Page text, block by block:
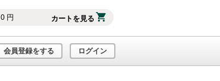
0円 カートを見る
会員登録をする ログイン